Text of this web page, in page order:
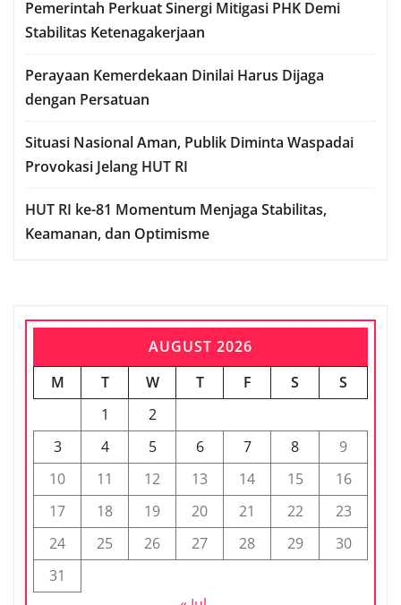
Pemerintah Perkuat Sinergi Mitigasi PHK Demi
Stabilitas Ketenagakerjaan
Perayaan Kemerdekaan Dinilai Harus Dijaga
dengan Persatuan
Situasi Nasional Aman, Publik Diminta Waspadai
Provokasi Jelang HUT RI
HUT RI ke-81 Momentum Menjaga Stabilitas,
Keamanan, dan Optimisme
AUGUST 2026
M
T W T F S
S
1
2
3
4 5 6 7 8
9
10
11 12 13 14 15
16
17
18 19 20 21 22
23
24
25 26 27 28 29
30
31